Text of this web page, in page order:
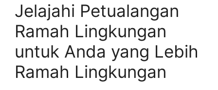
Jelajahi Petualangan
Ramah Lingkungan
untuk Anda yang Lebih
Ramah Lingkungan